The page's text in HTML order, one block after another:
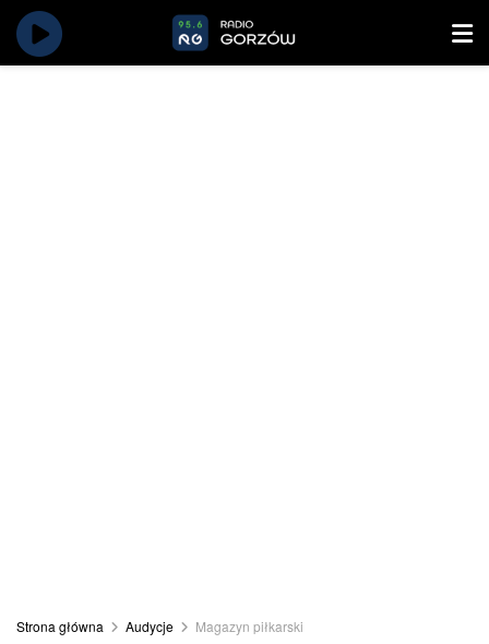
Strona główna Audycje Magazyn piłkarski